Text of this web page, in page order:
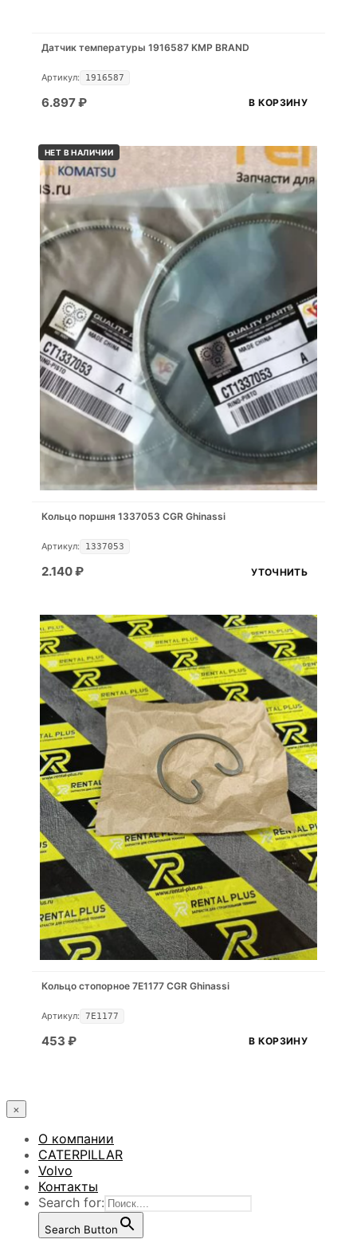
Датчик температуры 1916587 KMP BRAND
Артикул: 1916587
6.897₽ В КОРЗИНУ
НЕТ В НАЛИЧИИ
Кольцо поршня 1337053 CGR Ghinassi
Артикул: 1337053
2.140₽ УТОЧНИТЬ
Кольцо стопорное 7E1177 CGR Ghinassi
Артикул: 7E1177
453 ₽ В КОРЗИНУ
×
О компании
CATERPILLAR
Volvo
Контакты
Search for:
Search Button